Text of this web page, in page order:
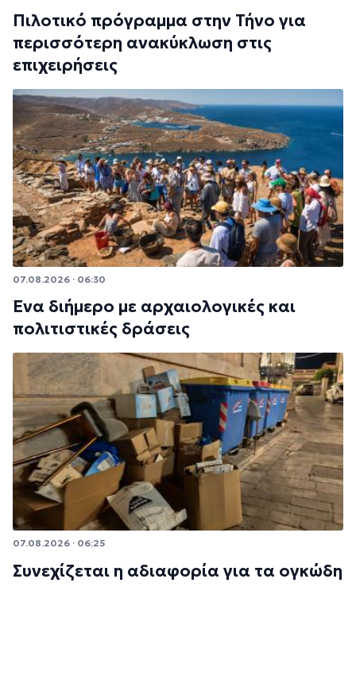
Πιλοτικό πρόγραμμα στην Τήνο για
περισσότερη ανακύκλωση στις
επιχειρήσεις
07.08.2026 · 06:30
Ένα διήμερο με αρχαιολογικές και
πολιτιστικές δράσεις
07.08.2026 · 06:25
Συνεχίζεται η αδιαφορία για τα ογκώδη